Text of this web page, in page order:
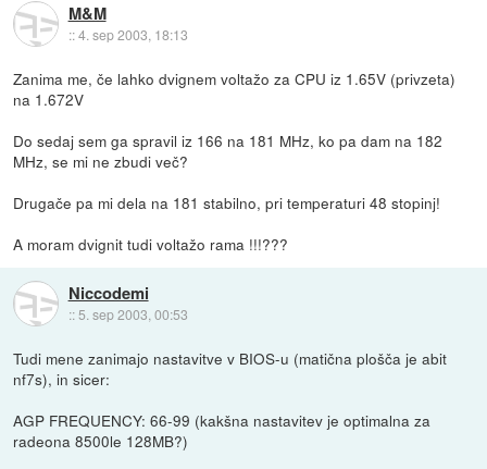
M&M
::4. sep 2003, 18:13
Zanima me, če lahko dvignem voltažo za CPU iz 1.65V (privzeta)
na 1.672V
Do sedaj sem ga spravil iz 166 na 181 MHz, ko pa dam na 182
MHz, se mi ne zbudi več?
Drugače pa mi dela na 181 stabilno, pri temperaturi 48 stopinj!
A moram dvignit tudi voltažo rama !!!???
Niccodemi
:: 5. sep 2003, 00:53
Tudi mene zanimajo nastavitve v BIOS-u (matična plošča je abit
nf7s), in sicer:
AGP FREQUENCY: 66-99 (kakšna nastavitev je optimalna za
radeona 8500le 128MB?)